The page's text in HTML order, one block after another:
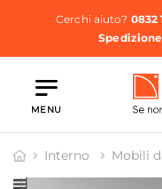
Cerchi aiuto? 0832
Spedizione
MENU
Interno Mobili